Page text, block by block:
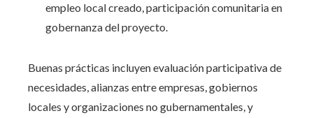
empleo local creado, participación comunitaria en
gobernanza del proyecto.
Buenas prácticas incluyen evaluación participativa de
necesidades, alianzas entre empresas, gobiernos
locales y organizaciones no gubernamentales, y